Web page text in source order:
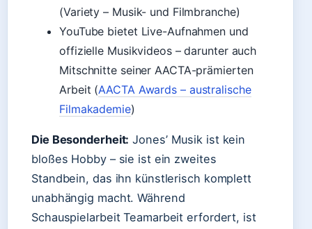
(Variety – Musik- und Filmbranche)
YouTube bietet Live-Aufnahmen und
offizielle Musikvideos – darunter auch
Mitschnitte seiner AACTA-prämierten
Arbeit (AACTA Awards – australische
Filmakademie)
Die Besonderheit: Jones’ Musik ist kein
bloßes Hobby – sie ist ein zweites
Standbein, das ihn künstlerisch komplett
unabhängig macht. Während
Schauspielarbeit Teamarbeit erfordert, ist